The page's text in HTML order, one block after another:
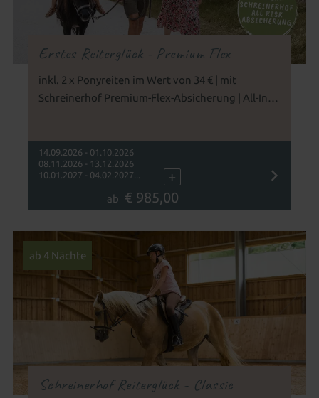
Erstes Reiterglück - Premium Flex
inkl. 2 x Ponyreiten im Wert von 34 € | mit
Schreinerhof Premium-Flex-Absicherung | All-Incl.
14.09.2026 - 01.10.2026
08.11.2026 - 13.12.2026
10.01.2027 - 04.02.2027...
+
ab € 985,00
ab 4 Nächte
Schreinerhof Reiterglück - Classic